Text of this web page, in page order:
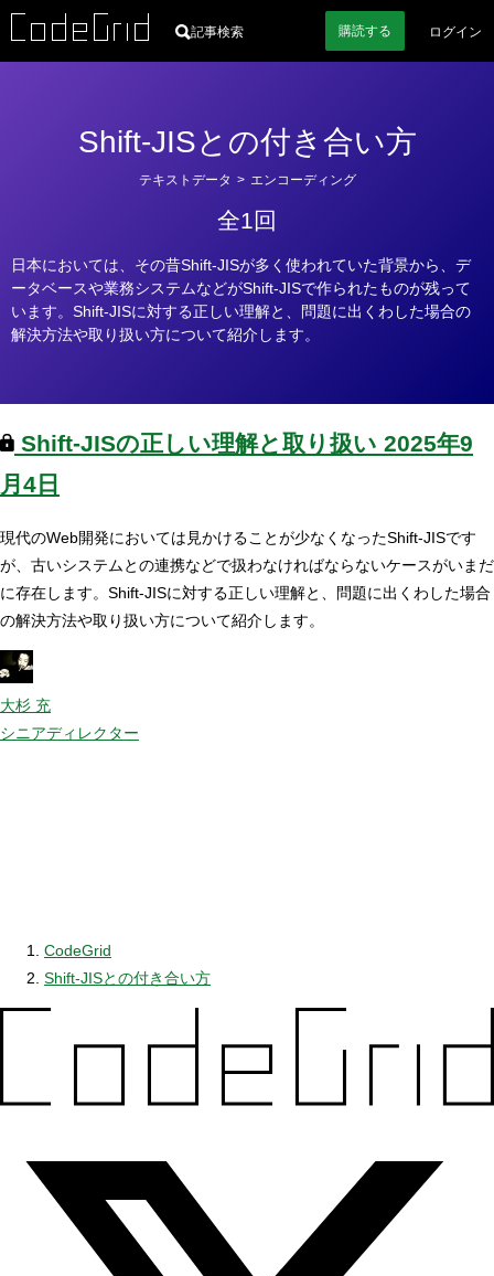
記事検索 購読する ログイン
Shift-JISとの付き合い方
ー
テキストデータ > エンコーディング
全1回
日本においては、その昔Shift-JISが多く使われていた背景から、デ
ータベースや業務システムなどがShift-JISで作られたものが残って
います。Shift-JISに対する正しい理解と、問題に出くわした場合の
解決方法や取り扱い方について紹介します。
Shift-JISの正しい理解と取り扱い 2025年9
月4日
現代のWeb開発においては見かけることが少なくなったShift-JISです
が、古いシステムとの連携などで扱わなければならないケースがいまだ
に存在します。Shift-JISに対する正しい理解と、問題に出くわした場合
の解決方法や取り扱い方について紹介します。
大杉 充
シニアディレクター
CodeGrid
Shift-JISとの付き合い方